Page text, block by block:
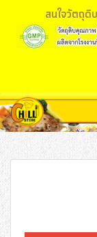
สนใจวัต